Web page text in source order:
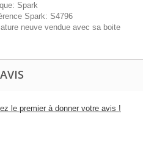
Spark
Spark: S4796
neuve vendue avec sa boite
AVIS
le premier à donner votre avis !